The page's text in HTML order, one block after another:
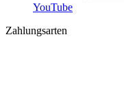
YouTube
Zahlungsarten